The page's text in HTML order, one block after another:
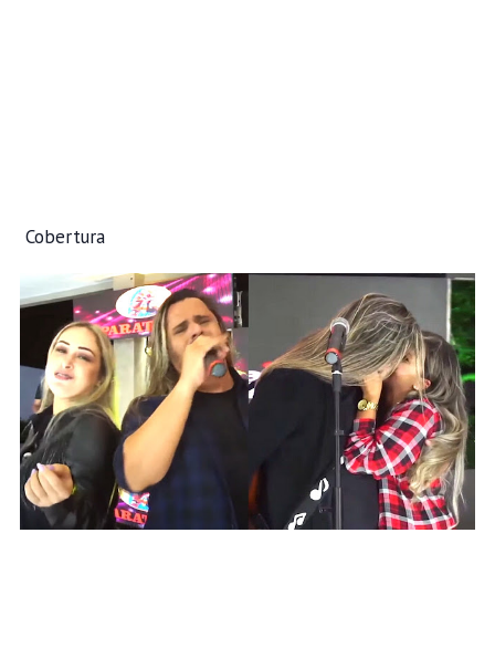
Cobertura